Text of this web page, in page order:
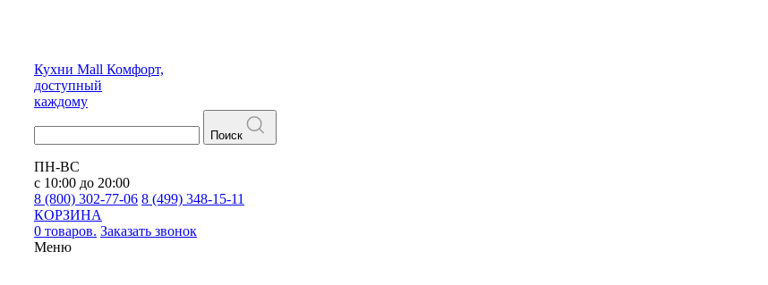
Кухни Mall Комфорт,
доступный
каждому
Поиск
ПН-ВС
с 10:00 до 20:00
8 (800) 302-77-06 8 (499) 348-15-11
КОРЗИНА
0 товаров. Заказать звонок
Меню